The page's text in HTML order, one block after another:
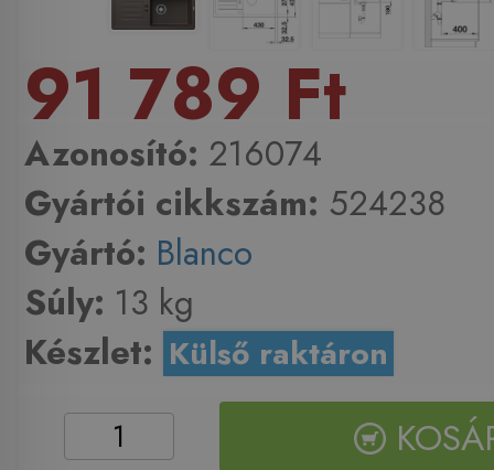
91 789 Ft
Azonosító: 216074
Gyártói cikkszám: 524238
Gyártó: Blanco
Súly: 13 kg
Készlet: Külső raktáron